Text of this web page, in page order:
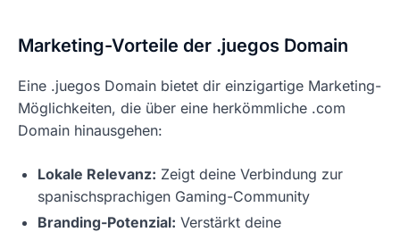
Marketing-Vorteile der .juegos Domain
Eine .juegos Domain bietet dir einzigartige Marketing-
Möglichkeiten, die über eine herkömmliche .com
Domain hinausgehen:
Lokale Relevanz: Zeigt deine Verbindung zur
spanischsprachigen Gaming-Community
Branding-Potenzial: Verstärkt deine